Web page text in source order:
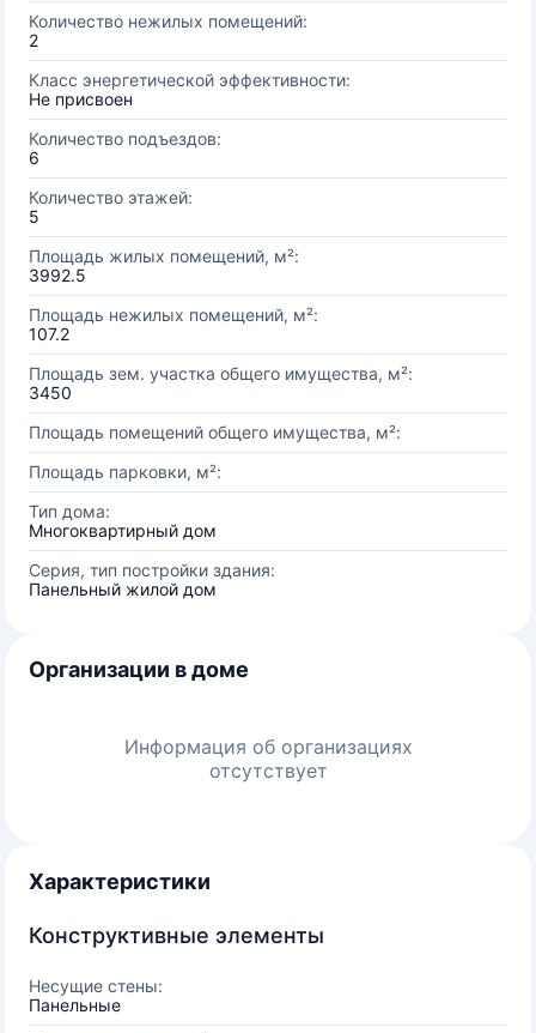
Количество нежилых помещений:
2
Класс энергетической эффективности:
Не присвоен
Количество подъездов:
6
Количество этажей:
5
Площадь жилых помещений, м²:
3992.5
Площадь нежилых помещений, м²:
107.2
Площадь зем. участка общего имущества, м²:
3450
Площадь помещений общего имущества, м²:
Площадь парковки, м²:
Тип дома:
Многоквартирный дом
Серия, тип постройки здания:
Панельный жилой дом
Организации в доме
Информация об организациях
отсутствует
Характеристики
Конструктивные элементы
Несущие стены:
Панельные